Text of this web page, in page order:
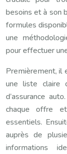
besoins et à son
formules
une
pour effectuer
Premièrement, il
une liste claire
d’assurance
chaque offre et
essentiels.
auprès de
informations